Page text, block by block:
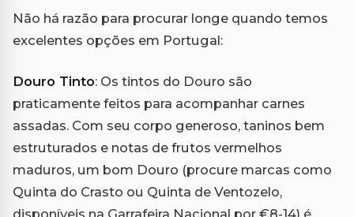
Não há razão para procurar longe quando temos
excelentes opções em Portugal:
Douro Tinto: Os tintos do Douro são
praticamente feitos para acompanhar carnes
assadas. Com seu corpo generoso, taninos bem
estruturados e notas de frutos vermelhos
maduros, um bom Douro (procure marcas como
Quinta do Crasto ou Quinta de Ventozelo,
disponíveis na Garrafeira Nacional por €8-14) é